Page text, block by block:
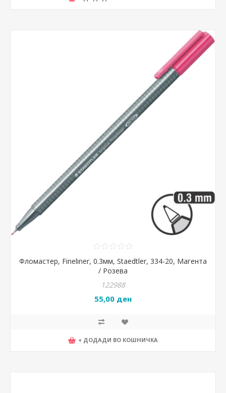
Фломастер, Fineliner, 0.3мм, Staedtler, 334-20, Магента
/ Розева
122988
55,00 ден
+ ДОДАДИ ВО КОШНИЧКА